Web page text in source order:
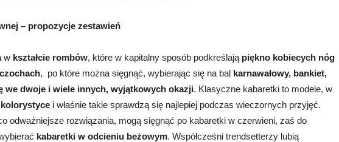
– propozycje zestawień
w kształcie rombów, które w kapitalny sposób podkreślają piękno kobiecych nóg
, po które można sięgnąć, wybierając się na bal karnawałowy, bankiet,
we dwoje i wiele innych, wyjątkowych okazji. Klasyczne kabaretki to modele, w
i właśnie takie sprawdzą się najlepiej podczas wieczornych przyjęć.
odważniejsze rozwiązania, mogą sięgnąć po kabaretki w czerwieni, zaś do
kabaretki w odcieniu beżowym. Współcześni trendsetterzy lubią